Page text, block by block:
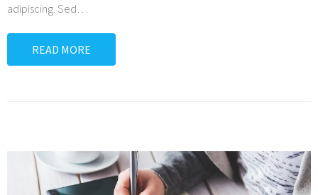
adipiscing. Sed
READ MORE